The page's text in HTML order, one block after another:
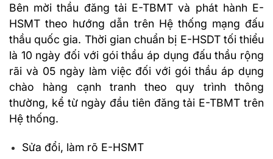
Bên mời thầu đăng tải E-TBMT và phát hành E-
HSMT theo hướng dẫn trên Hệ thống mạng đấu
thầu quốc gia. Thời gian chuẩn bị E-HSDT tối thiểu
là 10 ngày đối với gói thầu áp dụng đấu thầu rộng
rãi và 05 ngày làm việc đối với gói thầu áp dụng
chào hàng cạnh tranh theo quy trình thông
thường, kể từ ngày đầu tiên đăng tải E-TBMT trên
Hệ thống.
Sửa đổi, làm rõ E-HSMT